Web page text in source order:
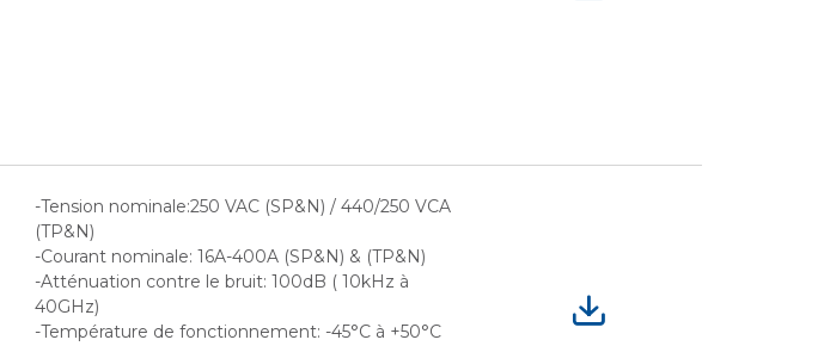
-Tension nominale:250 VAC (SP&N) / 440/250 VCA
(TP&N)
-Courant nominale: 16A-400A (SP&N) & (TP&N)
-Atténuation contre le bruit: 100dB ( 10kHz à
40GHz)
-Température de fonctionnement: -45°C à +50°C